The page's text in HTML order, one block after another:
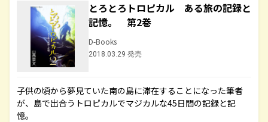
とろとろトロピカル ある旅の記録と
記憶。 第2巻
D-Books
2018.03.29 発売
子供の頃から夢見ていた南の島に滞在することになった筆者
が、島で出合うトロピカルでマジカルな45日間の記録と記
憶。